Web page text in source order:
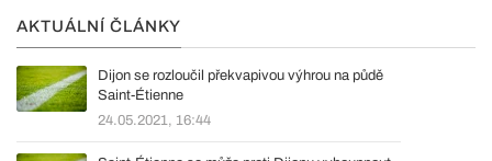
AKTUÁLNÍ ČLÁNKY
Dijon se rozloučil překvapivou výhrou na půdě
Saint-Étienne
24.05.2021, 16:44